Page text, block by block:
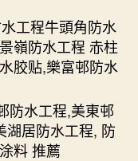
工程牛頭角防水
嶺防水工程 赤柱
胶贴,樂富邨防水
防水工程,美東邨
湖居防水工程, 防
料 推薦